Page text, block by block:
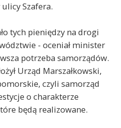
Szafera.
tych pieniędzy na drogi
- oceniał minister
potrzeba samorządów.
Urząd Marszałkowski,
czyli samorząd
o charakterze
będą realizowane.